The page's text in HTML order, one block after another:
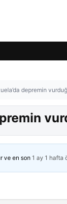
depremin
ve en son 1 ay 1 hafta